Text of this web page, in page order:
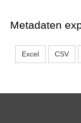
Metadaten
Excel CSV